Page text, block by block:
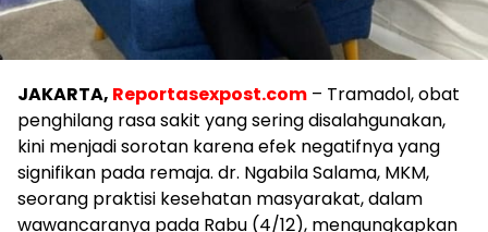
JAKARTA, Reportasexpost.com – Tramadol, obat
penghilang rasa sakit yang sering disalahgunakan,
kini menjadi sorotan karena efek negatifnya yang
signifikan pada remaja. dr. Ngabila Salama, MKM,
seorang praktisi kesehatan masyarakat, dalam
wawancaranya pada Rabu (4/12), mengungkapkan